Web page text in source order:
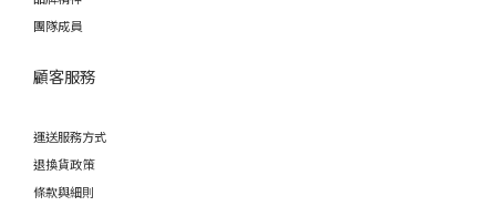
團隊成員
顧客服務
運送服務方式
退換貨政策
條款與細則